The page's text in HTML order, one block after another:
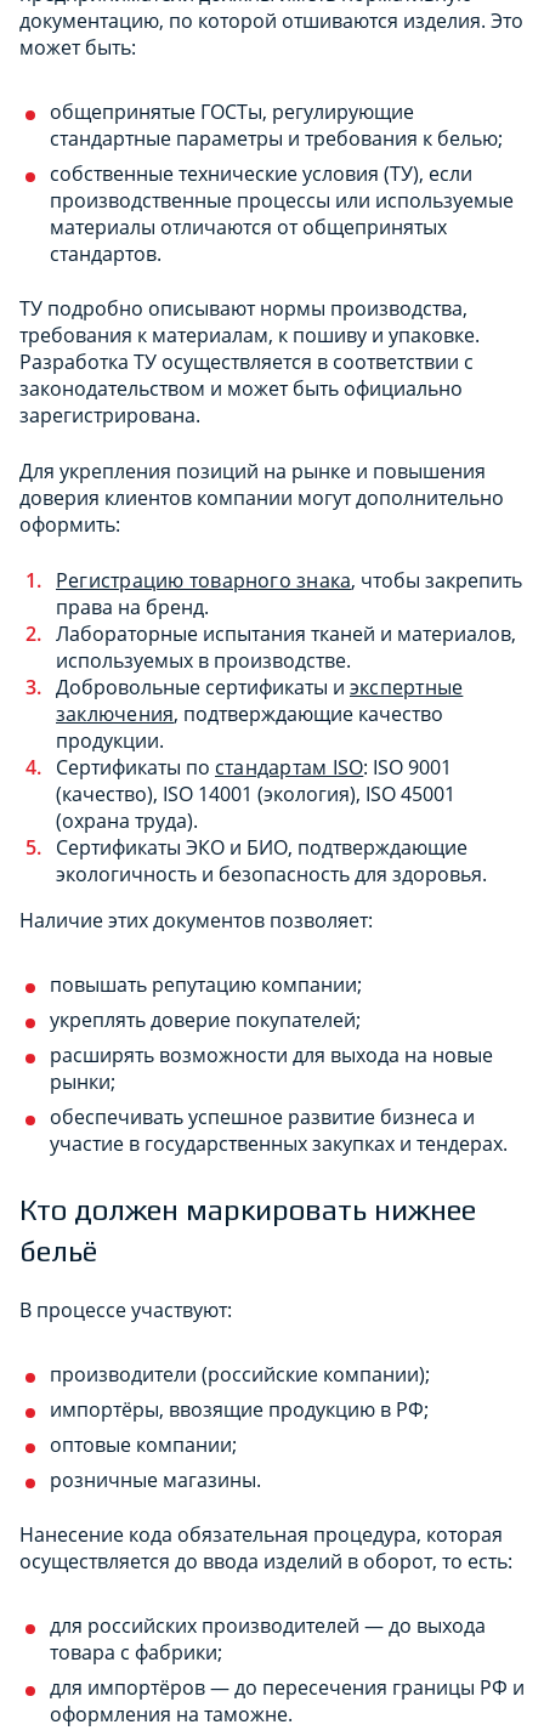
документацию, по которой отшиваются изделия. Это
может быть:
общепринятые ГОСТы, регулирующие
стандартные параметры и требования к белью;
собственные технические условия (ТУ), если
производственные процессы или используемые
материалы отличаются от общепринятых
стандартов.
ТУ подробно описывают нормы производства,
требования к материалам, к пошиву и упаковке.
Разработка ТУ осуществляется в соответствии с
законодательством и может быть официально
зарегистрирована.
Для укрепления позиций на рынке и повышения
доверия клиентов компании могут дополнительно
оформить:
Регистрацию товарного знака, чтобы закрепить
права на бренд.
Лабораторные испытания тканей и материалов,
используемых в производстве.
Добровольные сертификаты и экспертные
заключения, подтверждающие качество
продукции.
Сертификаты по стандартам ISO: ISO 9001
(качество), ISO 14001 (экология), ISO 45001
(охрана труда).
Сертификаты ЭКО и БИО, подтверждающие
экологичность и безопасность для здоровья.
Наличие этих документов позволяет:
повышать репутацию компании;
укреплять доверие покупателей;
расширять возможности для выхода на новые
рынки;
обеспечивать успешное развитие бизнеса и
участие в государственных закупках и тендерах.
Кто должен маркировать нижнее
бельё
В процессе участвуют:
производители (российские компании);
импортёры, ввозящие продукцию в РФ;
оптовые компании;
розничные магазины.
Нанесение кода обязательная процедура, которая
осуществляется до ввода изделий в оборот, то есть:
для российских производителей — до выхода
товара с фабрики;
для импортёров — до пересечения границы РФ и
оформления на таможне.